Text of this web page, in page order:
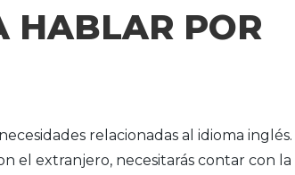
HABLAR POR
relacionadas al idioma inglés.
el extranjero, necesitarás contar con la